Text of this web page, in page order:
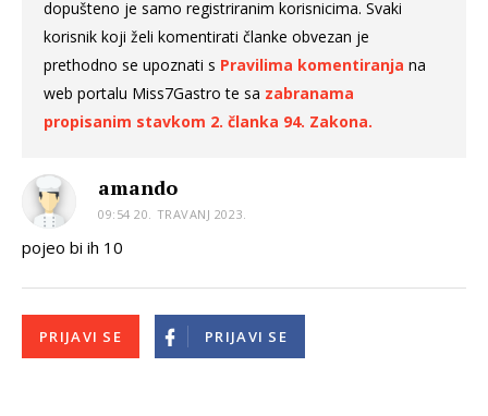
dopušteno je samo registriranim korisnicima. Svaki
korisnik koji želi komentirati članke obvezan je
prethodno se upoznati s Pravilima komentiranja na
web portalu Miss7Gastro te sa zabranama
propisanim stavkom 2. članka 94. Zakona.
amando
09:54 20. TRAVANJ 2023.
pojeo bi ih 10
PRIJAVI SE PRIJAVI SE